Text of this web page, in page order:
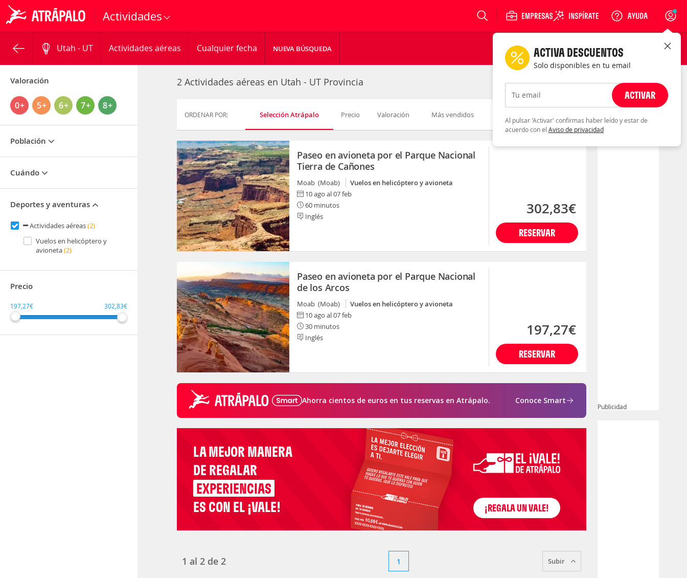
Actividades Login
Utah - UT Actividades aéreas Cualquier fecha NUEVA BÚSQUEDA
Valoración
0+ 5+ 6+ 7+ 8+
Población
Cuándo
Deportes y aventuras
Actividades aéreas(2)
Vuelos en helicóptero y
avioneta(2)
Precio
197,27€ 302,83€
2 Actividades aéreas en Utah - UT Provincia
ORDENAR POR: Selección Atrápalo Precio Valoración Más vendidos
Paseo en avioneta por el Parque Nacional
Tierra de Cañones
Moab (Moab)
Vuelos en helicóptero y avioneta
10 ago al 07 feb
60 minutos
Inglés
RESERVAR
302,83€
Paseo en avioneta por el Parque Nacional
de los Arcos
Moab (Moab)
Vuelos en helicóptero y avioneta
10 ago al 07 feb
30 minutos
Inglés
RESERVAR
197,27€
Ahorra cientos de euros en tus reservas en Atrápalo. Conoce Smart
LA MEJOR MANERA
DE REGALAR
EXPERIENCIAS
ES CON EL ¡VALE!
1 al 2 de 2 1 Subir
Publicidad
ACTIVA DESCUENTOS
Solo disponibles en tu email
Tu email ACTIVAR
Al pulsar 'Activar' confirmas haber leído y estar de
acuerdo con el Aviso de privacidad